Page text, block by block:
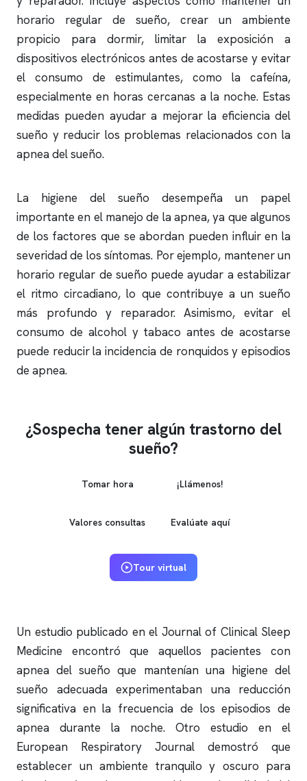
horario regular de sueño, crear un ambiente
propicio para dormir, limitar la exposición a
dispositivos electrónicos antes de acostarse y evitar
el consumo de estimulantes, como la cafeína,
especialmente en horas cercanas a la noche. Estas
medidas pueden ayudar a mejorar la eficiencia del
sueño y reducir los problemas relacionados con la
apnea del sueño.
La higiene del sueño desempeña un papel
importante en el manejo de laapnea, ya que algunos
de los factores que se abordan pueden influir en la
severidad de los síntomas. Por ejemplo, mantener un
horario regular de sueño puede ayudar a estabilizar
el ritmo circadiano, lo que contribuye a un sueño
más profundo y reparador. Asimismo, evitar el
consumo de alcohol y tabaco antes de acostarse
puede reducir la incidencia de ronquidos y episodios
de apnea.
¿Sospecha tener algún trastorno del
sueño?
Tomar hora ¡Llámenos!
Valores consultas Evalúate aquí
Tour virtual
Un estudio publicado en el Journal of Clinical Sleep
Medicine encontró que aquellos pacientes con
apnea del sueño que mantenían una higiene del
sueño adecuada experimentaban una reducción
significativa en la frecuencia de los episodios de
apnea durante la noche. Otro estudio en el
European Respiratory Journal demostró que
establecer un ambiente tranquilo y oscuro para